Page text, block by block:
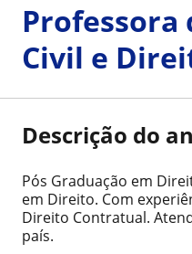
Professora
Civil e
Descrição do
Pós Graduação em
em Direito. Com
Direito Contratual.
país.